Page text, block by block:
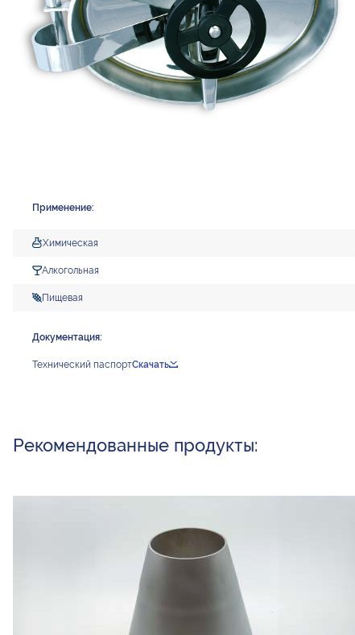
Применение:
Химическая
Алкогольная
Пищевая
Документация:
Технический паспортСкачать
Рекомендованные продукты: